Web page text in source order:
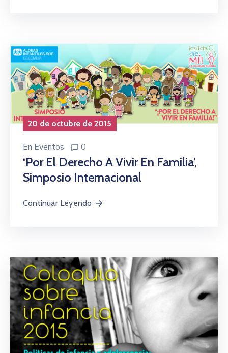
20 de octubre de 2015
En Eventos 0
‘Por El Derecho A Vivir En Familia’,
Simposio Internacional
Continuar Leyendo